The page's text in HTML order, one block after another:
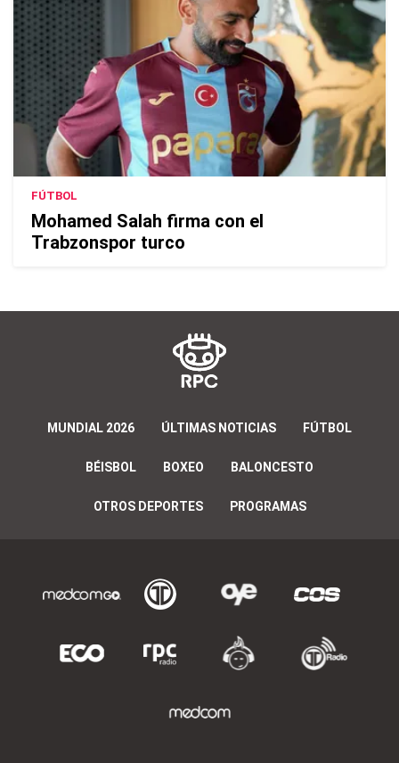
FÚTBOL
Mohamed Salah firma con el
Trabzonspor turco
MUNDIAL 2026 ÚLTIMAS NOTICIAS FÚTBOL
BÉISBOL BOXEO BALONCESTO
OTROS DEPORTES PROGRAMAS